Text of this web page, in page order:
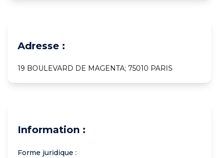
Adresse :
19 BOULEVARD DE MAGENTA; 75010 PARIS
Information :
Forme juridique :